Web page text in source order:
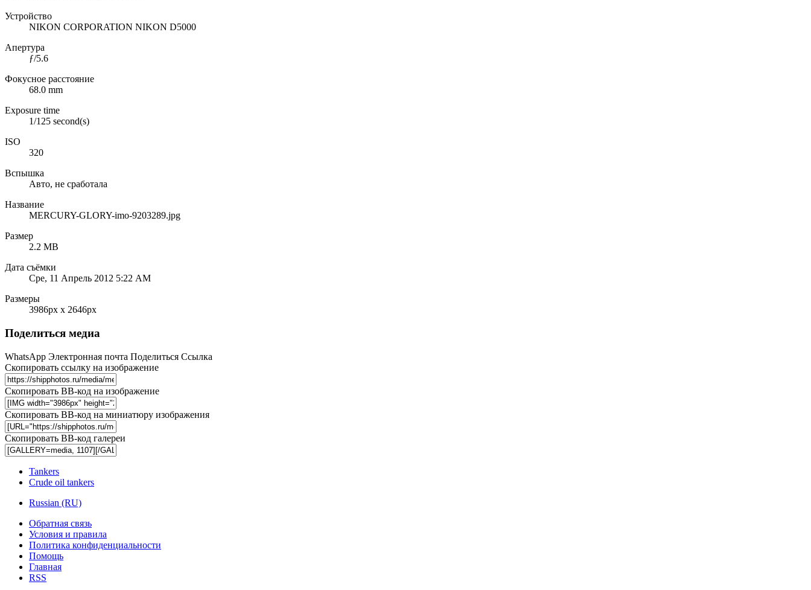
Устройство
NIKON CORPORATION NIKON D5000
Апертура
ƒ/5.6
Фокусное расстояние
68.0 mm
Exposure time
1/125 second(s)
ISO
320
Вспышка
Авто, не сработала
Название
MERCURY-GLORY-imo-9203289.jpg
Размер
2.2 MB
Дата съёмки
Сре, 11 Апрель 2012 5:22 AM
Размеры
3986px x 2646px
Поделиться медиа
WhatsApp Электронная почта Поделиться Ссылка
Скопировать ссылку на изображение
Скопировать BB-код на изображение
Скопировать BB-код на миниатюру изображения
Скопировать BB-код галереи
Tankers
Crude oil tankers
Russian (RU)
Обратная связь
Условия и правила
Политика конфиденциальности
Помощь
Главная
RSS